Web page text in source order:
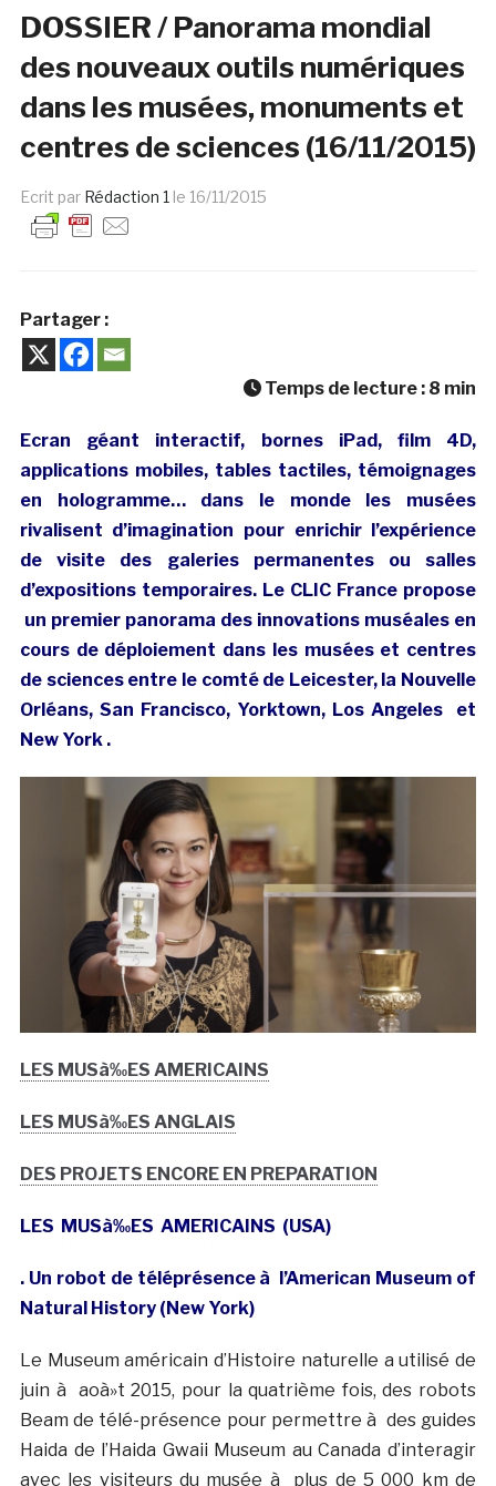
DOSSIER / Panorama mondial
des nouveaux outils numériques
dans les musées, monuments et
centres de sciences (16/11/2015)
Ecrit par Rédaction 1 le 16/11/2015
Partager :
Temps de lecture : 8 min
Ecran géant interactif, bornes iPad, film 4D,
applications mobiles, tables tactiles, témoignages
en hologramme… dans le monde les musées
rivalisent d’imagination pour enrichir l’expérience
de visite des galeries permanentes ou salles
d’expositions temporaires. Le CLIC France propose
un premier panorama des innovations muséales en
cours de déploiement dans les musées et centres
de sciences entre le comté de Leicester, la Nouvelle
Orléans, San Francisco, Yorktown, Los Angeles et
New York .
LES MUSà‰ES AMERICAINS
LES MUSà‰ES ANGLAIS
DES PROJETS ENCORE EN PREPARATION
LES MUSà‰ES AMERICAINS (USA)
. Un robot de téléprésence à l’American Museum of
Natural History (New York)
Le Museum américain d’Histoire naturelle a utilisé de
juin à aoà»t 2015, pour la quatrième fois, des robots
Beam de télé-présence pour permettre à des guides
Haida de l’Haida Gwaii Museum au Canada d’interagir
avec les visiteurs du musée à plus de 5 000 km de